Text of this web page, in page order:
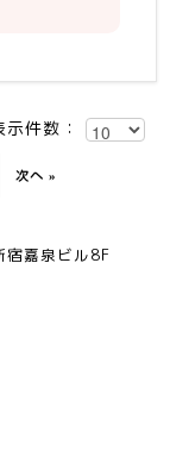
示件数：
次へ »
嘉泉ビル8F